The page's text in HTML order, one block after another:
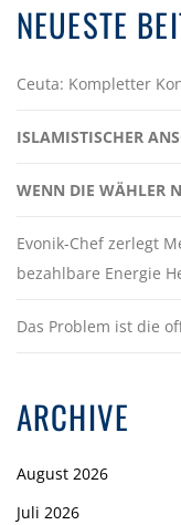
NEUESTE
Ceuta: Kompletter
ISLAMISTISCHER
WENN DIE WÄHLER
Evonik-Chef zerlegt
bezahlbare Energie
Das Problem ist die
ARCHIVE
August 2026
Juli 2026